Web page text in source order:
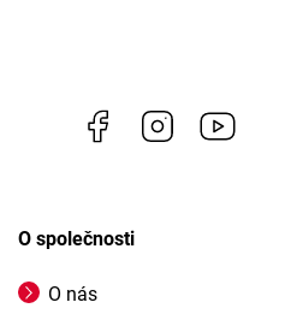
Facebook Instagram
O společnosti
O nás